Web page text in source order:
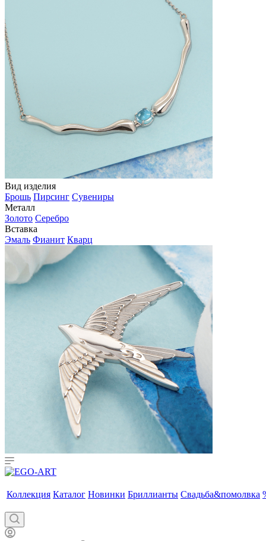
Вид изделия
Брошь Пирсинг Сувениры
Металл
Золото Серебро
Вставка
Эмаль Фианит Кварц
Коллекция Каталог Новинки Бриллианты Свадьба&помолвка